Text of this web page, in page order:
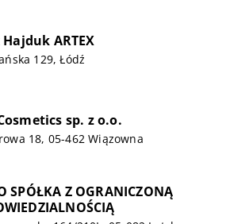
Hajduk ARTEX
129, Łódź
sp. z o.o.
18, 05-462 Wiązowna
SPÓŁKA Z OGRANICZONĄ